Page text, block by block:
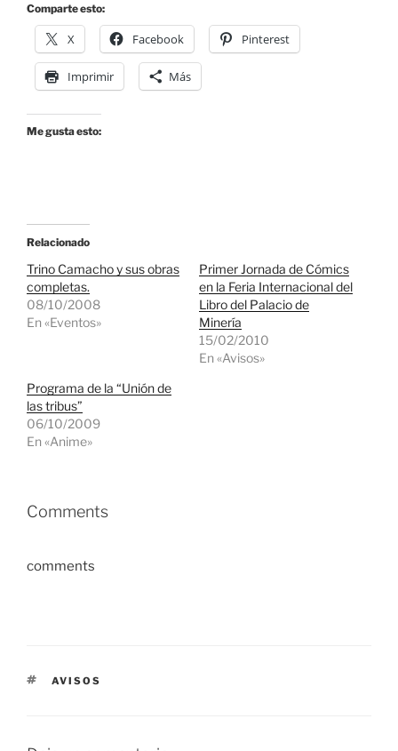
Comparte esto:
X Facebook Pinterest
Imprimir Más
Me gusta esto:
Relacionado
Trino Camacho y sus obras
completas.
08/10/2008
En «Eventos»
Primer Jornada de Cómics
en la Feria Internacional del
Libro del Palacio de
Minería
15/02/2010
En «Avisos»
Programa de la “Unión de
las tribus”
06/10/2009
En «Anime»
Comments
comments
ETIQUETAS
AVISOS